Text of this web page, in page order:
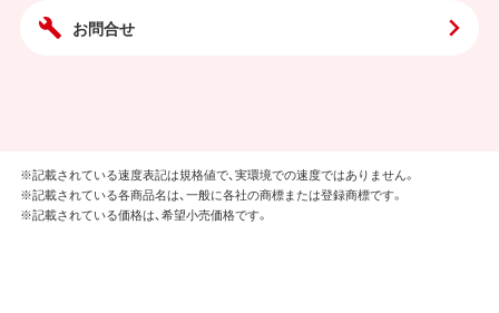
お問合せ
※記載されている速度表記は規格値で、実環境での速度ではありません。
※記載されている各商品名は、一般に各社の商標または登録商標です。
※記載されている価格は、希望小売価格です。